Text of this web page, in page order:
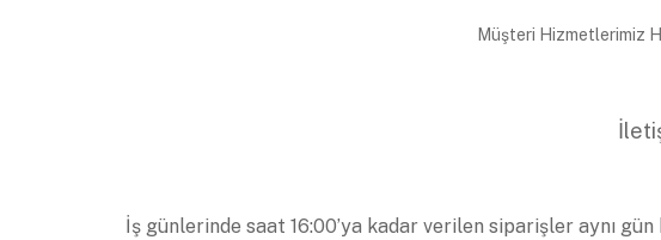
Müşteri Hizmetlerimiz
İş günlerinde saat 16:00’ya kadar verilen siparişler aynı